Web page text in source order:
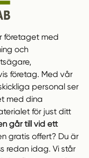
företaget med
och
företag. Med vår
personal ser
med dina
för just ditt
går till vid ett
gratis offert? Du är
redan idag. Vi står